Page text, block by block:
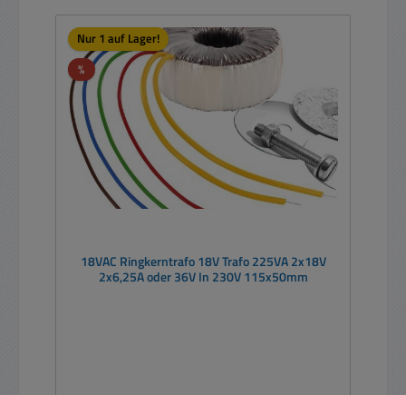
Nur 1 auf Lager!
%Rabatt
18VAC Ringkerntrafo 18V Trafo 225VA 2x18V
2x6,25A oder 36V In 230V 115x50mm